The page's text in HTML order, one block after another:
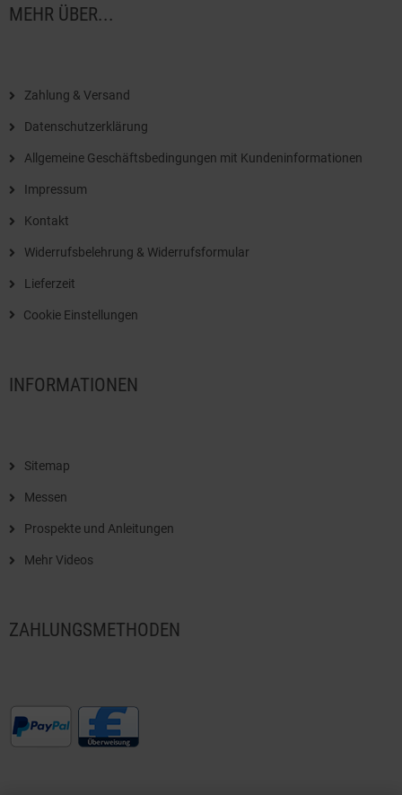
MEHR ÜBER...
Zahlung & Versand
Datenschutzerklärung
Allgemeine Geschäftsbedingungen mit Kundeninformationen
Impressum
Kontakt
Widerrufsbelehrung & Widerrufsformular
Lieferzeit
Cookie Einstellungen
INFORMATIONEN
Sitemap
Messen
Prospekte und Anleitungen
Mehr Videos
ZAHLUNGSMETHODEN